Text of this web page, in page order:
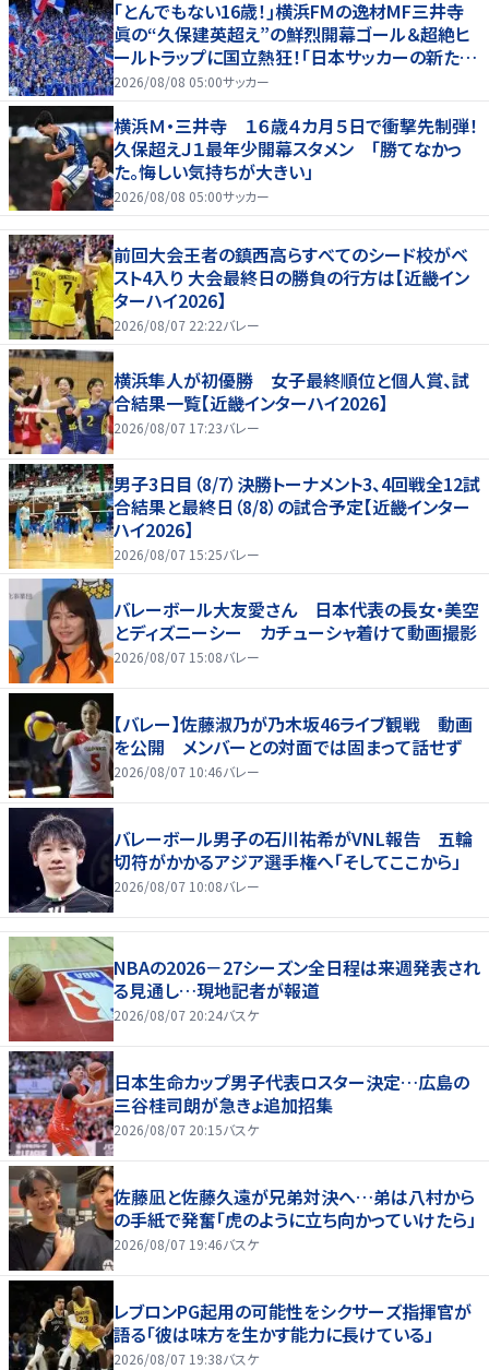
｢とんでもない16歳！｣横浜FMの逸材MF三井寺
眞の“久保建英超え”の鮮烈開幕ゴール＆超絶ヒ
ールトラップに国立熱狂！｢日本サッカーの新たな
スターが誕生した｣
2026/08/08 05:00サッカー
横浜Ｍ・三井寺 １６歳４カ月５日で衝撃先制弾！
久保超えＪ１最年少開幕スタメン 「勝てなかっ
た。悔しい気持ちが大きい」
2026/08/08 05:00サッカー
前回大会王者の鎮西高らすべてのシード校がベ
スト4入り 大会最終日の勝負の行方は【近畿イン
ターハイ2026】
2026/08/07 22:22バレー
横浜隼人が初優勝 女子最終順位と個人賞、試
合結果一覧【近畿インターハイ2026】
2026/08/07 17:23バレー
男子3日目（8/7）決勝トーナメント3、4回戦全12試
合結果と最終日（8/8）の試合予定【近畿インター
ハイ2026】
2026/08/07 15:25バレー
バレーボール大友愛さん 日本代表の長女・美空
とディズニーシー カチューシャ着けて動画撮影
2026/08/07 15:08バレー
【バレー】佐藤淑乃が乃木坂46ライブ観戦 動画
を公開 メンバーとの対面では固まって話せず
2026/08/07 10:46バレー
バレーボール男子の石川祐希がVNL報告 五輪
切符がかかるアジア選手権へ「そしてここから」
2026/08/07 10:08バレー
NBAの2026－27シーズン全日程は来週発表され
る見通し…現地記者が報道
2026/08/07 20:24バスケ
日本生命カップ男子代表ロスター決定…広島の
三谷桂司朗が急きょ追加招集
2026/08/07 20:15バスケ
佐藤凪と佐藤久遠が兄弟対決へ…弟は八村から
の手紙で発奮「虎のように立ち向かっていけたら」
2026/08/07 19:46バスケ
レブロンPG起用の可能性をシクサーズ指揮官が
語る「彼は味方を生かす能力に長けている」
2026/08/07 19:38バスケ